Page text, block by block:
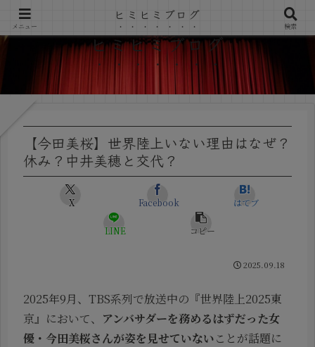
ヒミヒミブログ
【今田美桜】世界陸上いない理由はなぜ？
休み？中井美穂と交代？
X Facebook はてブ
LINE コピー
2025.09.18
2025年9月、TBS系列で放送中の『世界陸上2025東
京』において、 アンバサダーを務めるはずだった女
優・今田美桜さんが姿を見せていないことが話題に
メニュー
ヒミヒミブログ
検索